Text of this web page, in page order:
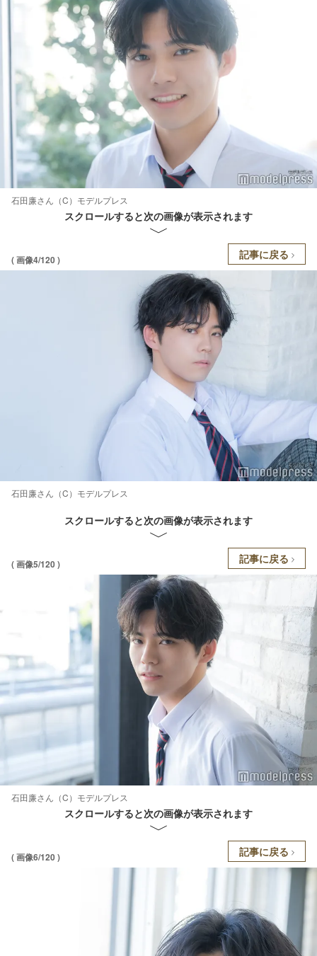
石田廉さん（C）モデルプレス
スクロールすると次の画像が表示されます
( 画像4/120 ) 記事に戻る
石田廉さん（C）モデルプレス
スクロールすると次の画像が表示されます
( 画像5/120 ) 記事に戻る
石田廉さん（C）モデルプレス
スクロールすると次の画像が表示されます
( 画像6/120 ) 記事に戻る